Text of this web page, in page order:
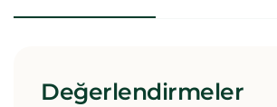
Değerlendirmeler